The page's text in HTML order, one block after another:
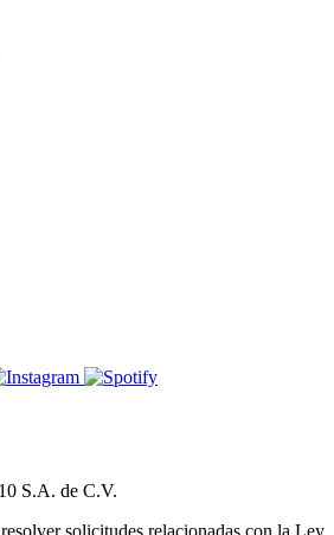
S.A. de C.V.